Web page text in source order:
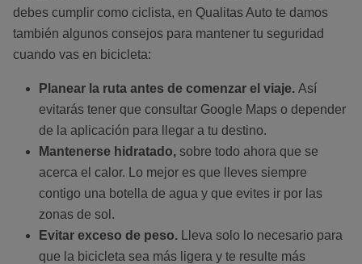
debes cumplir como ciclista, en Qualitas Auto te damos
también algunos consejos para mantener tu seguridad
cuando vas en bicicleta:
Planear la ruta antes de comenzar el viaje. Así
evitarás tener que consultar Google Maps o depender
de la aplicación para llegar a tu destino.
Mantenerse hidratado, sobre todo ahora que se
acerca el calor. Lo mejor es que lleves siempre
contigo una botella de agua y que evites ir por las
zonas de sol.
Evitar exceso de peso.
Lleva solo lo necesario para
que la bicicleta sea más ligera y te resulte más